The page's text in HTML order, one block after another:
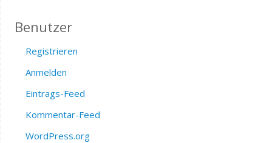
Benutzer
Registrieren
Anmelden
Eintrags-Feed
Kommentar-Feed
WordPress.org